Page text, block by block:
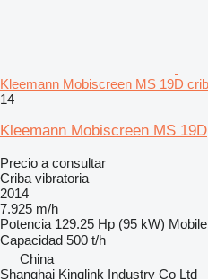
Kleemann Mobiscreen MS 19D
14
Kleemann Mobiscreen MS 19D
Precio a consultar
Criba vibratoria
2014
7.925 m/h
Potencia 129.25 Hp (95 kW) Mobile
Capacidad 500 t/h
China
Shanghai Kinglink Industry Co Ltd